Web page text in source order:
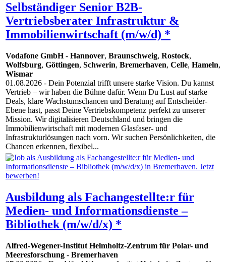
Selbständiger Senior B2B-
Vertriebsberater Infrastruktur &
Immobilienwirtschaft (m/w/d) *
Vodafone GmbH- Hannover, Braunschweig, Rostock,
Wolfsburg, Göttingen, Schwerin, Bremerhaven, Celle, Hameln,
Wismar
01.08.2026 - Dein Potenzial trifft unsere starke Vision. Du kannst
Vertrieb – wir haben die Bühne dafür. Wenn Du Lust auf starke
Deals, klare Wachstumschancen und Beratung auf Entscheider-
Ebene hast, passt Deine Vertriebskompetenz perfekt zu unserer
Mission. Wir digitalisieren Deutschland und bringen die
Immobilienwirtschaft mit modernen Glasfaser‑ und
Infrastrukturlösungen nach vorn. Wir suchen Persönlichkeiten, die
Chancen erkennen, flexibel...
Ausbildung als Fachangestellte:r für
Medien- und Informationsdienste –
Bibliothek (m/w/d/x) *
Alfred-Wegener-Institut Helmholtz-Zentrum für Polar- und
Meeresforschung - Bremerhaven